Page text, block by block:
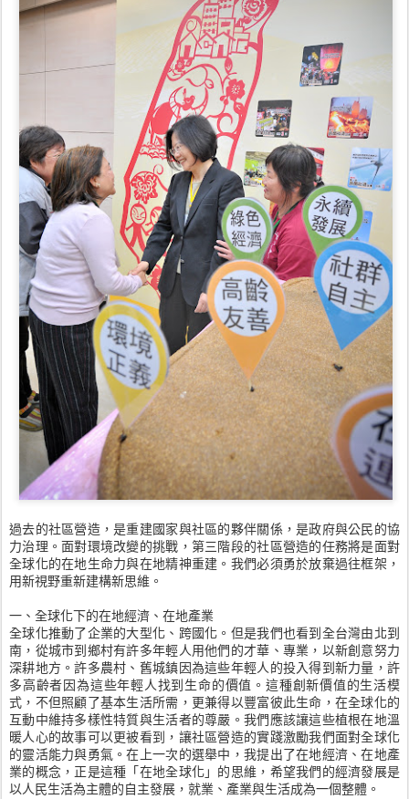
過去的社區營造，是重建國家與社區的夥伴關係，是政府與公民的協
力治理。面對環境改變的挑戰，第三階段的社區營造的任務將是面對
全球化的在地生命力與在地精神重建。我們必須勇於放棄過往框架，
用新視野重新建構新思維。
一、全球化下的在地經濟、在地產業
全球化推動了企業的大型化、跨國化。但是我們也看到全台灣由北到
南，從城市到鄉村有許多年輕人用他們的才華、專業，以新創意努力
深耕地方。許多農村、舊城鎮因為這些年輕人的投入得到新力量，許
多高齡者因為這些年輕人找到生命的價值。這種創新價值的生活模
式，不但照顧了基本生活所需，更兼得以豐富彼此生命，在全球化的
互動中維持多樣性特質與生活者的尊嚴。我們應該讓這些植根在地溫
暖人心的故事可以更被看到，讓社區營造的實踐激勵我們面對全球化
的靈活能力與勇氣。在上一次的選舉中，我提出了在地經濟、在地產
業的概念，正是這種「在地全球化」的思維，希望我們的經濟發展是
以人民生活為主體的自主發展，就業、產業與生活成為一個整體。